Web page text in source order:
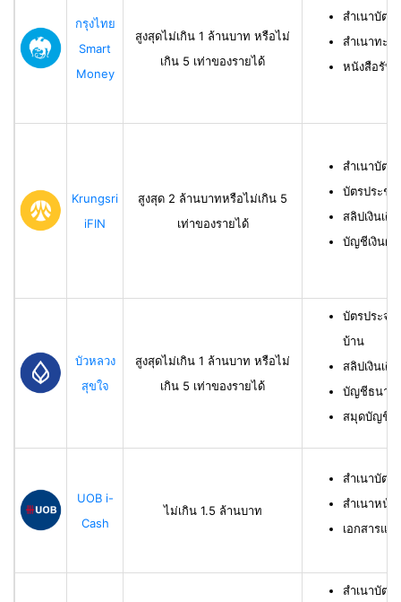
กรุงไทย
Smart
Money
สูงสุดไม่เกิน 1 ล้านบาท หรือไม่
เกิน 5 เท่าของรายได้
สำเนาบัตร
สำเนาทะเ
หนังสือรับร
Krungsri
iFIN
สูงสุด 2 ล้านบาทหรือไม่เกิน 5
เท่าของรายได้
สำเนาบัตร
บัตรประช
สลิปเงินเดื
บัญชีเงินฝา
บัวหลวง
สุขใจ
สูงสุดไม่เกิน 1 ล้านบาท หรือไม่
เกิน 5 เท่าของรายได้
บัตรประจำ
บ้าน
สลิปเงินเดื
บัญชีธนาคา
สมุดบัญชีธ
UOB i-
Cash
ไม่เกิน 1.5 ล้านบาท
สำเนาบัตร
สำเนาหน้
เอกสารแส
สำเนาบัตร